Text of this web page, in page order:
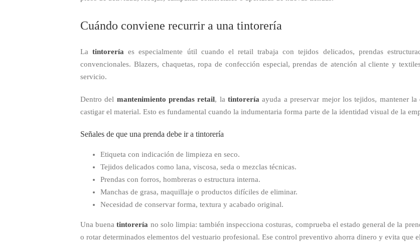
Cuándo conviene recurrir a una tintorería
Latintorería es especialmente útil cuando el retail trabaja con tejidos delicados, prendas
convencionales. Blazers, chaquetas, ropa de confección especial, prendas de atención al cliente y
servicio.
Dentro del mantenimiento prendas retail, latintorería ayuda a preservar mejor los tejidos, mantener
castigar el material. Esto es fundamental cuando la indumentaria forma parte de la identidad visual de la
Señales de que una prenda debe ir a tintorería
Etiqueta con indicación de limpieza en seco.
Tejidos delicados como lana, viscosa, seda o mezclas técnicas.
Prendas con forros, hombreras o estructura interna.
Manchas de grasa, maquillaje o productos difíciles de eliminar.
Necesidad de conservar forma, textura y acabado original.
Una buenatintorería no solo limpia: también inspecciona costuras, comprueba el estado general de la
o rotar determinados elementos del vestuario profesional. Ese control preventivo ahorra dinero y evita que